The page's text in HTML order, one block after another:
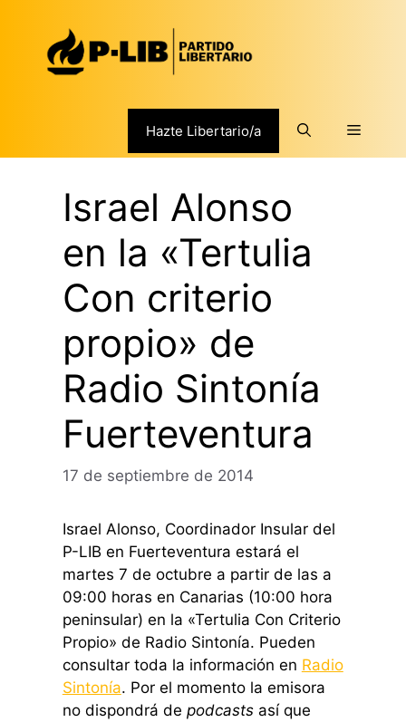
contenido
Hazte Libertario/a Menú
Israel Alonso
en la «Tertulia
Con criterio
propio» de
Radio Sintonía
Fuerteventura
17 de septiembre de 2014
Israel Alonso, Coordinador Insular del
P-LIB en Fuerteventura estará el
martes 7 de octubre a partir de las a
09:00 horas en Canarias (10:00 hora
peninsular) en la «Tertulia Con Criterio
Propio» de Radio Sintonía. Pueden
consultar toda la información en Radio
Sintonía. Por el momento la emisora
no dispondrá de podcastsasí que